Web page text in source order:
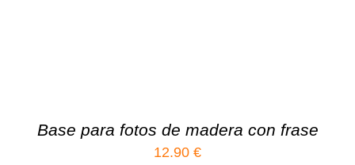
Base para fotos de madera con frase
12.90 €